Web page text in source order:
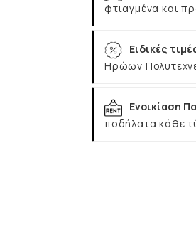
φτιαγμένα και
Ειδικές
Ηρώων
Ενοικίαση
ποδήλατα κάθε